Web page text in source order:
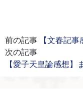
前の記事
【文春記
次の記事
【愛子天皇論感想】